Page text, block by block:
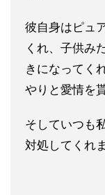
彼自身はピュ
くれ、子供み
きになってく
やりと愛情を
そしていつも
対処してくれ